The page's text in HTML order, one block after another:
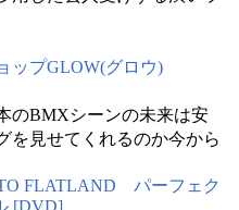
ップGLOW(グロウ)
のBMXシーンの未来は安
を見せてくれるのか今から
FLATLAND パーフェク
[DVD]